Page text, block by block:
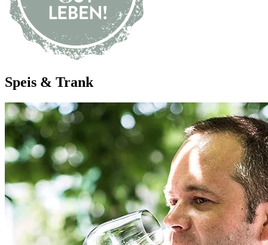
Speis & Trank